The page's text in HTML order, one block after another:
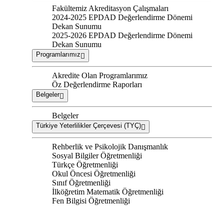
Fakültemiz Akreditasyon Çalışmaları
2024-2025 EPDAD Değerlendirme Dönemi
Dekan Sunumu
2025-2026 EPDAD Değerlendirme Dönemi
Dekan Sunumu
Programlarımız
Akredite Olan Programlarımız
Öz Değerlendirme Raporları
Belgeler
Belgeler
Türkiye Yeterlilikler Çerçevesi (TYÇ)
Rehberlik ve Psikolojik Danışmanlık
Sosyal Bilgiler Öğretmenliği
Türkçe Öğretmenliği
Okul Öncesi Öğretmenliği
Sınıf Öğretmenliği
İlköğretim Matematik Öğretmenliği
Fen Bilgisi Öğretmenliği